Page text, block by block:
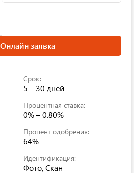
Онлайн заявка
Срок:
5 – 30 дней
Процентная ставка:
0% – 0.80%
Процент одобрения:
64%
Идентификация:
Фото, Скан